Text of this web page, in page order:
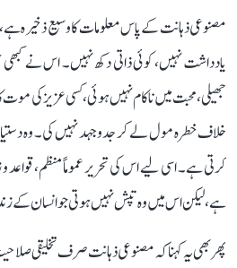
مصنوعی ذہانت کے پاس معلومات کا وسیع ذخیرہ ہے،
یادداشت نہیں، کوئی ذاتی دکھ نہیں۔ اس نے
جھیلی، محبت میں ناکام نہیں ہوئی، کسی عزیز کی موت
خلاف خطرہ مول لے کر جدوجہد نہیں کی۔ وہ دستیاب
کرتی ہے۔ اسی لیے اس کی تحریر عموماً منظم، قواعد
ہے، لیکن اس میں وہ تپش نہیں ہوتی جو انسان کے
پھر بھی یہ کہنا کہ مصنوعی ذہانت صرف تخلیقی